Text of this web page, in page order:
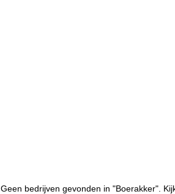
Geen bedrijven gevonden in "Boerakker".